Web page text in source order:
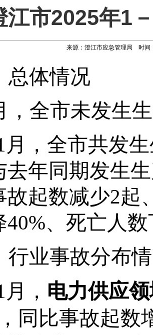
江市2025年1
来源：澄江市应急管理局 时间
总体情况
， 全市未发生
月 ， 全市共发
去年同期发生
故起数减少2起
40%、死亡人数
行业事故分布
月 ， 电力供应
同比事故起数